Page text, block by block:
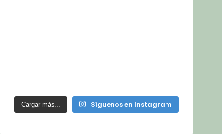
Cargar más... Síguenos en Instagram